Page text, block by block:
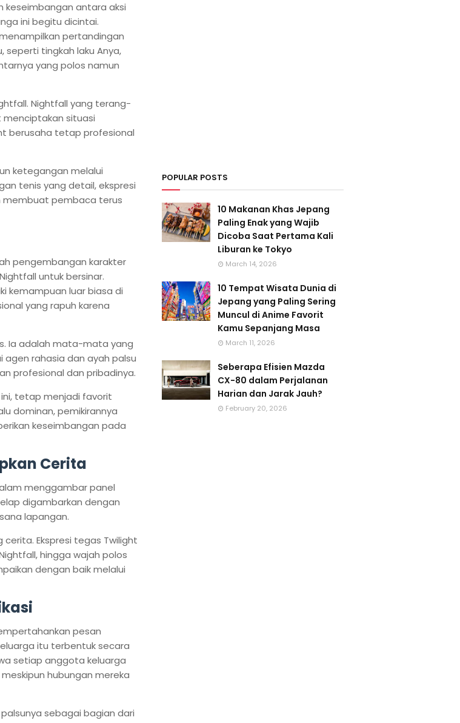
antara aksi
ini begitu dicintai.
pertandingan
tingkah laku Anya,
yang polos namun
Nightfall yang terang-
menciptakan situasi
berusaha tetap profesional
ketegangan melalui
tenis yang detail, ekspresi
membuat pembaca terus
pengembangan karakter
untuk bersinar.
kemampuan luar biasa di
yang rapuh karena
Ia adalah mata-mata yang
rahasia dan ayah palsu
profesional dan pribadinya.
tetap menjadi favorit
dominan, pemikirannya
keseimbangan pada
Cerita
menggambar panel
digambarkan dengan
lapangan.
Ekspresi tegas Twilight
hingga wajah polos
dengan baik melalui
pesan
itu terbentuk secara
setiap anggota keluarga
hubungan mereka
sebagai bagian dari
POPULAR POSTS
10 Makanan Khas Jepang
Paling Enak yang Wajib
Dicoba Saat Pertama Kali
Liburan ke Tokyo
March 14, 2026
10 Tempat Wisata Dunia di
Jepang yang Paling Sering
Muncul di Anime Favorit
Kamu Sepanjang Masa
March 11, 2026
Seberapa Efisien Mazda
CX-80 dalam Perjalanan
Harian dan Jarak Jauh?
February 20, 2026